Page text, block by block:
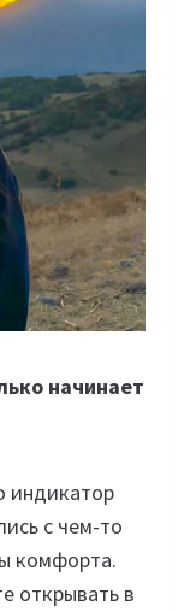
начинает
индикатор
с чем-то
комфорта.
открывать в